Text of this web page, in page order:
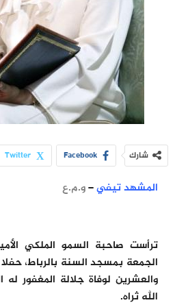
شارك Facebook
Twitter
المشهد تيفي–و.م.ع
ترأست صاحبة السمو الملكي
الجمعة بمسجد السنة بالرباط، حفلا
والعشرين لوفاة جلالة المغفور
الله ثراه.